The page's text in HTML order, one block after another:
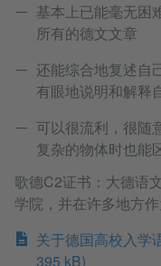
基本上已能毫无困
所有的德文文章
还能综合地复述自
有眼地说明和解释
可以很流利，很随
复杂的物体时也能
歌德C2证书：大德语
学院，并在许多地方
关于德国高校入学
395 kB)